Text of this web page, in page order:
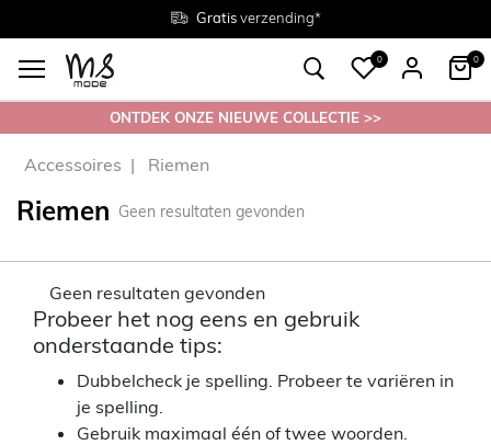
Gratisverzending*
Maten38 - 54
Gratisretourneren in de winkel
0 0
ONTDEK ONZE NIEUWE COLLECTIE >>
Accessoires Riemen
Riemen Geen resultaten gevonden
Geen resultaten gevonden
Probeer het nog eens en gebruik
onderstaande tips:
Dubbelcheck je spelling. Probeer te variëren in
je spelling.
Gebruik maximaal één of twee woorden.